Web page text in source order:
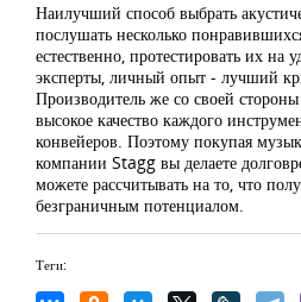
Наилучший способ выбрать
послушать несколько
естественно, протестировать их на
эксперты, личный опыт - лучший
Производитель же со своей
высокое качество каждого
конвейеров. Поэтому покупая
компании Stagg вы делаете
можете рассчитывать на то, что
безграничным потенциалом.
Теги: